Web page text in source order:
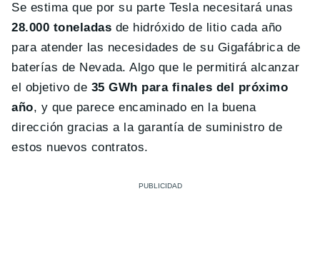
Se estima que por su parte Tesla necesitará unas
28.000 toneladas de hidróxido de litio cada año
para atender las necesidades de su Gigafábrica de
baterías de Nevada. Algo que le permitirá alcanzar
el objetivo de 35 GWh para finales del próximo
año, y que parece encaminado en la buena
dirección gracias a la garantía de suministro de
estos nuevos contratos.